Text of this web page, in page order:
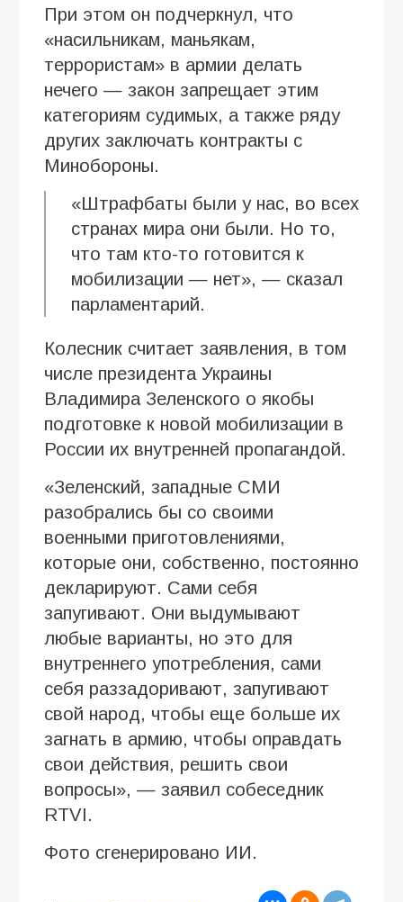
При этом он подчеркнул, что
«насильникам, маньякам,
террористам» в армии делать
нечего — закон запрещает этим
категориям судимых, а также ряду
других заключать контракты с
Минобороны.
«Штрафбаты были у нас, во всех
странах мира они были. Но то,
что там кто-то готовится к
мобилизации — нет», — сказал
парламентарий.
Колесник считает заявления, в том
числе президента Украины
Владимира Зеленского о якобы
подготовке к новой мобилизации в
России их внутренней пропагандой.
«Зеленский, западные СМИ
разобрались бы со своими
военными приготовлениями,
которые они, собственно, постоянно
декларируют. Сами себя
запугивают. Они выдумывают
любые варианты, но это для
внутреннего употребления, сами
себя раззадоривают, запугивают
свой народ, чтобы еще больше их
загнать в армию, чтобы оправдать
свои действия, решить свои
вопросы», — заявил собеседник
RTVI.
Фото сгенерировано ИИ.